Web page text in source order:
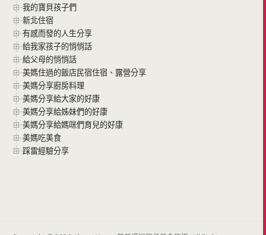
我的寶貝孩子們
新北住宿
有感而發的人生分享
給我家孩子的悄悄話
給父母的悄悄話
美媽住過的飯店民宿住宿、露營分享
美媽分享廚房料理
美媽分享給大家的好康
美媽分享給姊妹們的好康
美媽分享給媽咪們育兒的好康
美媽吃美食
踩雷經驗分享